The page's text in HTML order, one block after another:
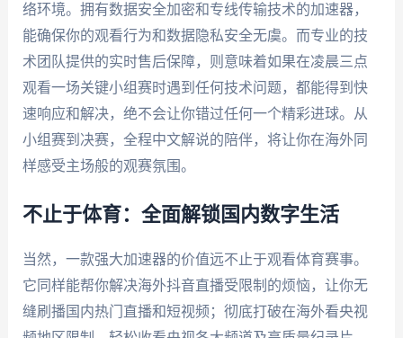
络环境。拥有数据安全加密和专线传输技术的加速器，
能确保你的观看行为和数据隐私安全无虞。而专业的技
术团队提供的实时售后保障，则意味着如果在凌晨三点
观看一场关键小组赛时遇到任何技术问题，都能得到快
速响应和解决，绝不会让你错过任何一个精彩进球。从
小组赛到决赛，全程中文解说的陪伴，将让你在海外同
样感受主场般的观赛氛围。
不止于体育：全面解锁国内数字生活
当然，一款强大加速器的价值远不止于观看体育赛事。
它同样能帮你解决海外抖音直播受限制的烦恼，让你无
缝刷播国内热门直播和短视频；彻底打破在海外看央视